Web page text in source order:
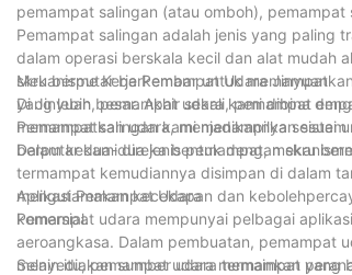
pemampat salingan (atau omboh),
Pemampat salingan adalah jenis yang paling
dalam operasi berskala kecil dan alat mudah
skru berputar berkembar untuk
yang lebih besar. Akhir sekali, pemampat
memampatkan udara, menjadikannya sesuai
Mekanisme Kerja Pemampat Udara Jinyuan
Di Jinyuan, pemampat udara kami dibina
Pemampat salingan kami menampilkan
berputar kami direka bentuk dengan skru
Dalam kedua-dua jenis pemampat,
termampat kemudiannya disimpan di dalam
mengutamakan kecekapan dan
komersial.
Aplikasi Pemampat Udara
Pemampat udara mempunyai pelbagai
aeroangkasa. Dalam pembuatan, pemampat
menyediakan sumber udara termampat yang
Selain itu, pemampat udara memainkan